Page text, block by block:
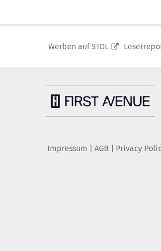
Werben auf STOL
Impressum AGB Privacy